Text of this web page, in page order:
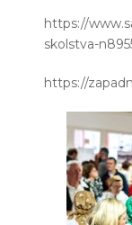
https://
skolstva-
https://